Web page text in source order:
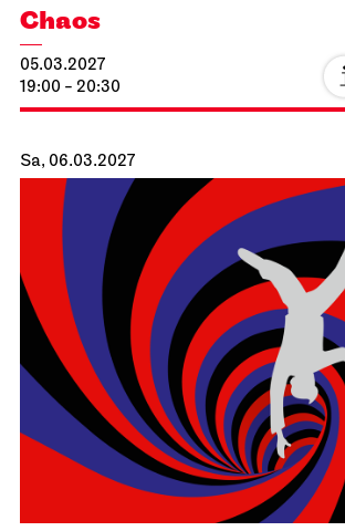
Di, 16.02.2027
Staatsoper Stuttgart Opernhaus
La Cenerentola
16.02.2027